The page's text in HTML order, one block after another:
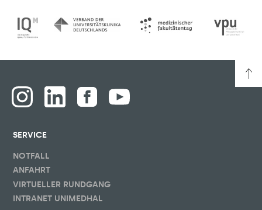
SERVICE
NOTFALL
ANFAHRT
VIRTUELLER RUNDGANG
INTRANET UNIMEDHAL